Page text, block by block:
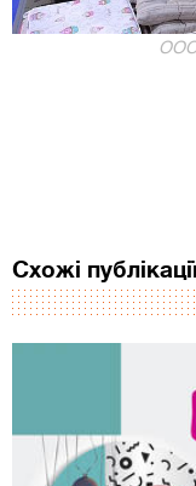
ООО
Схожі